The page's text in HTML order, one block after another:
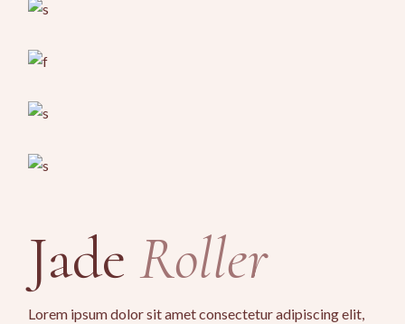
JadeRoller
Lorem ipsum dolor sit amet consectetur adipiscing elit,